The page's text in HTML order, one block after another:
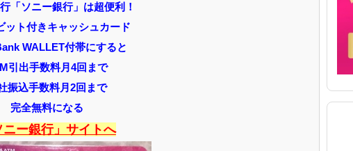
「ソニー銀行」は超便利！
ット付きキャッシュカード
WALLET付帯にすると
引出手数料月4回まで
振込手数料月2回まで
完全無料になる
ニー銀行」サイトへ